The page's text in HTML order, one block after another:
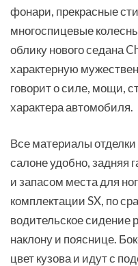
фонари, прекрасные
многоспицевые
облику нового седана
характерную
говорит о силе, мощи,
характера автомобиля.
Все материалы
салоне удобно, задняя
и запасом места для
комплектации SX, по
водительское сидение
наклону и пояснице.
цвет кузова и идут с